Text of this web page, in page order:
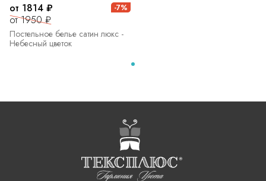
от 1814 ₽
от 1950 ₽
-7%
Постельное белье сатин люкс -
Небесный цветок